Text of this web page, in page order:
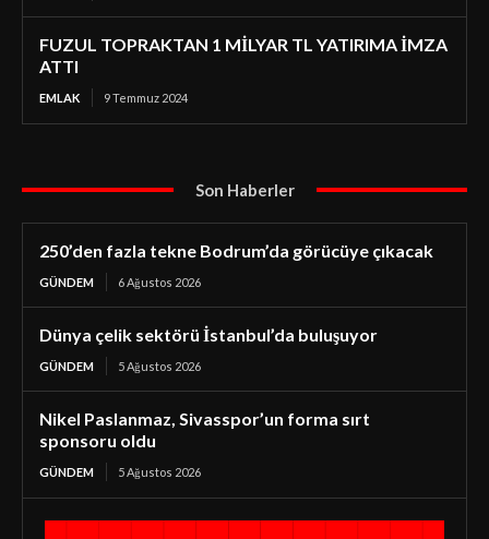
FUZUL TOPRAKTAN 1 MİLYAR TL YATIRIMA İMZA
ATTI
EMLAK 9 Temmuz 2024
Son Haberler
250’den fazla tekne Bodrum’da görücüye çıkacak
GÜNDEM 6 Ağustos 2026
Dünya çelik sektörü İstanbul’da buluşuyor
GÜNDEM 5 Ağustos 2026
Nikel Paslanmaz, Sivasspor’un forma sırt
sponsoru oldu
GÜNDEM 5 Ağustos 2026